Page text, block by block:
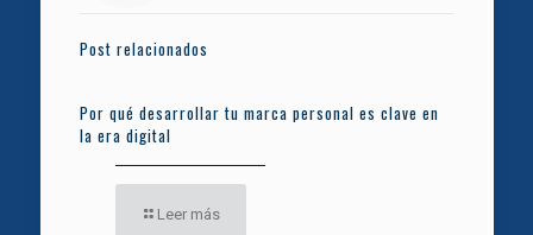
Post relacionados
Por qué desarrollar tu marca personal es clave en
la era digital
Leer más